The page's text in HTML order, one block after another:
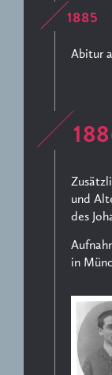
1885
Abitur
und
des
in